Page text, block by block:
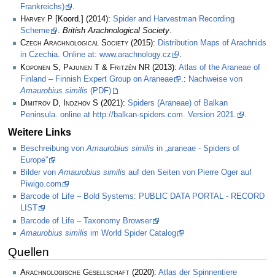
Frankreichs)
Harvey P [Koord.] (2014): Spider and Harvestman Recording
Scheme
. British Arachnological Society.
Czech Arachnological Society (2015): Distribution Maps of Arachnids
in Czechia. Online at: www.arachnology.cz
.
Koponen S, Pajunen T & Fritzén NR (2013): Atlas of the Araneae of
Finland – Finnish Expert Group on Araneae
.: Nachweise von
Amaurobius similis (PDF)
Dimitrov D, Indzhov S (2021): Spiders (Araneae) of Balkan
Peninsula. online at http://balkan-spiders.com. Version 2021.
Weitere Links
Beschreibung von Amaurobius similis in „araneae - Spiders of
Europe”
Bilder vonAmaurobius similis auf den Seiten von Pierre Oger auf
Piwigo.com
Barcode of Life – Bold Systems: PUBLIC DATA PORTAL - RECORD
LIST
Barcode of Life – Taxonomy Browser
Amaurobius similis im World Spider Catalog
Quellen
Arachnologische Gesellschaft (2020): Atlas der Spinnentiere